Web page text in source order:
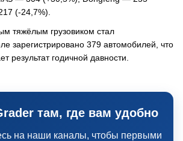
(-24,7%).
тяжёлым грузовиком стал
зарегистрировано 379 автомобилей, что
результат годичной давности.
там, где вам удобно
на наши каналы, чтобы первыми